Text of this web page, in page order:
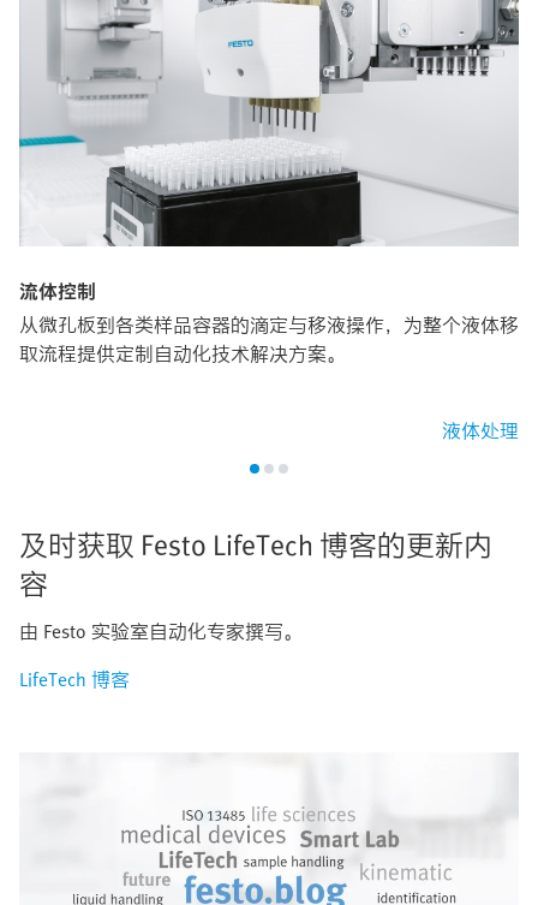
流体控制
从微孔板到各类样品容器的滴定与移液操作，为整个液体移
取流程提供定制自动化技术解决方案。
液体处理
及时获取 Festo LifeTech 博客的更新内
容
由 Festo 实验室自动化专家撰写。
LifeTech 博客